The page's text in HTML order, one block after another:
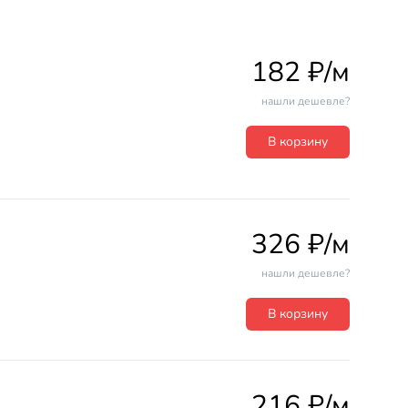
182 ₽/м
нашли дешевле?
В корзину
326 ₽/м
нашли дешевле?
В корзину